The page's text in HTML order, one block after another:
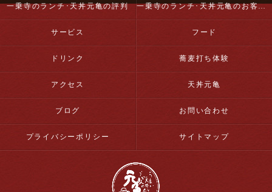
一乗寺のランチ･天丼元亀の評判 一乗寺のランチ･天丼元亀のお客様の声
サービス フード
ドリンク 蕎麦打ち体験
アクセス 天丼元亀
ブログ お問い合わせ
プライバシーポリシー サイトマップ